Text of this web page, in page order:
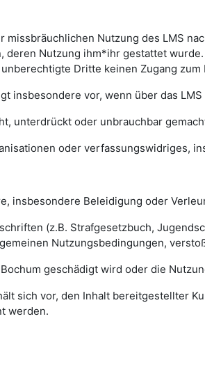
missbräuchlichen Nutzung des LMS
deren Nutzung ihm*ihr gestattet
Dritte keinen Zugang zum
insbesondere vor, wenn über das LMS
unterdrückt oder unbrauchbar
oder verfassungswidriges,
insbesondere Beleidigung oder
(z.B. Strafgesetzbuch,
Nutzungsbedingungen,
geschädigt wird oder die
sich vor, den Inhalt bereitgestellter
werden.